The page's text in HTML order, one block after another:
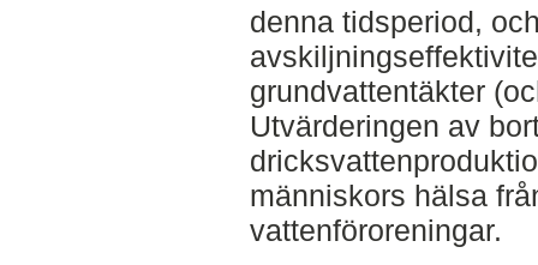
denna tidsperiod,
grundvattentäkter
Utvärderingen av
människors hälsa
vattenföroreningar.